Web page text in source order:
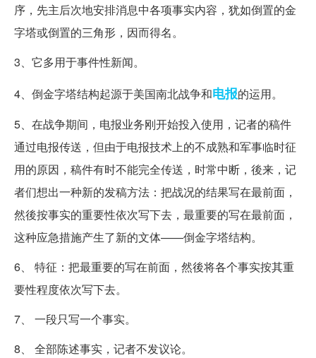
序，先主后次地安排消息中各项事实内容，犹如倒置的金
字塔或倒置的三角形，因而得名。
3、它多用于事件性新闻。
4、倒金字塔结构起源于美国南北战争和电报的运用。
5、在战争期间，电报业务刚开始投入使用，记者的稿件
通过电报传送，但由于电报技术上的不成熟和军事临时征
用的原因，稿件有时不能完全传送，时常中断，後来，记
者们想出一种新的发稿方法：把战况的结果写在最前面，
然後按事实的重要性依次写下去，最重要的写在最前面，
这种应急措施产生了新的文体——倒金字塔结构。
6、 特征：把最重要的写在前面，然後将各个事实按其重
要性程度依次写下去。
7、 一段只写一个事实。
8、 全部陈述事实，记者不发议论。